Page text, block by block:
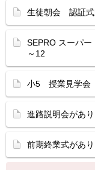
生徒朝会 認証
SEPRO スーパ
～12
小5 授業見学会
進路説明会があ
前期終業式があ